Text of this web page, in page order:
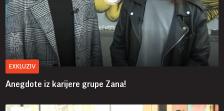
EXKLUZIV
Anegdote iz karijere grupe Zana!